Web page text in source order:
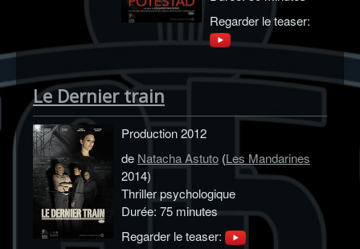
Regarder le teaser:
Le Dernier train
Production 2012
de Natacha Astuto (Les Mandarines
2014)
Thriller psychologique
Durée: 75 minutes
Regarder le teaser: